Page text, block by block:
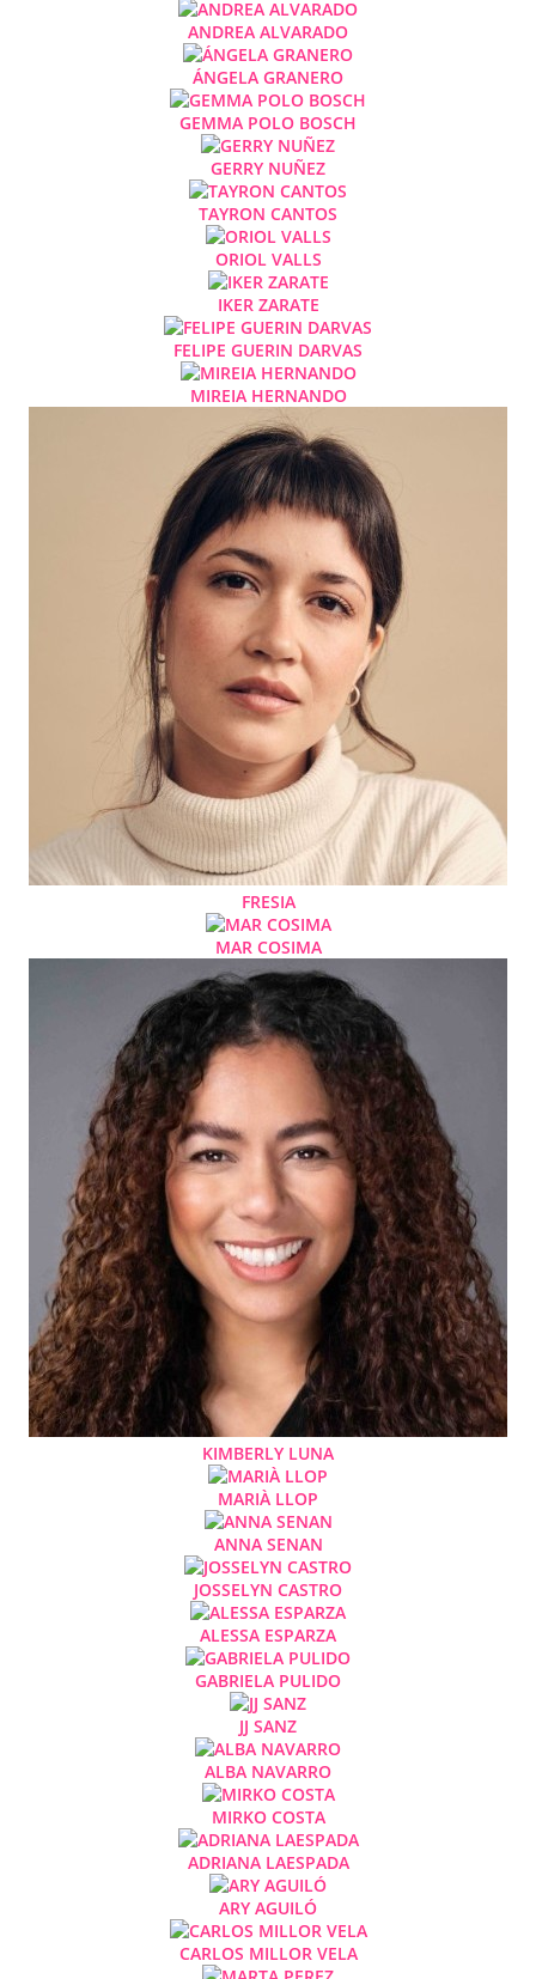
ANDREA ALVARADO
ÁNGELA GRANERO
GEMMA POLO BOSCH
GERRY NUÑEZ
TAYRON CANTOS
ORIOL VALLS
IKER ZARATE
FELIPE GUERIN DARVAS
MIREIA HERNANDO
FRESIA
MAR COSIMA
KIMBERLY LUNA
MARIÀ LLOP
ANNA SENAN
JOSSELYN CASTRO
ALESSA ESPARZA
GABRIELA PULIDO
JJ SANZ
ALBA NAVARRO
MIRKO COSTA
ADRIANA LAESPADA
ARY AGUILÓ
CARLOS MILLOR VELA